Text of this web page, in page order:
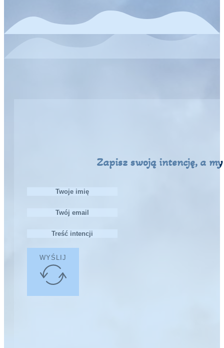
Zapisz swoją intencję, a
WYŚLIJ